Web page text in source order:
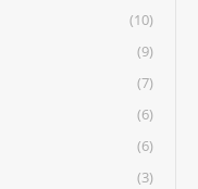
(10)
(9)
(7)
(6)
(6)
(3)